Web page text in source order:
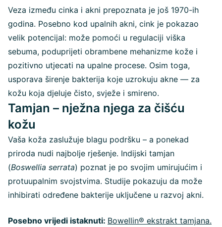
Veza između cinka i akni prepoznata je još 1970-ih
godina. Posebno kod upalnih akni, cink je pokazao
velik potencijal: može pomoći u regulaciji viška
sebuma, poduprijeti obrambene mehanizme kože i
pozitivno utjecati na upalne procese. Osim toga,
usporava širenje bakterija koje uzrokuju akne — za
kožu koja djeluje čisto, svježe i smireno.
Tamjan – nježna njega za čišću
kožu
Vaša koža zaslužuje blagu podršku – a ponekad
priroda nudi najbolje rješenje. Indijski tamjan
(Boswellia serrata) poznat je po svojim umirujućim i
protuupalnim svojstvima. Studije pokazuju da može
inhibirati određene bakterije uključene u razvoj akni.
Posebno vrijedi istaknuti: Bowellin® ekstrakt tamjana.